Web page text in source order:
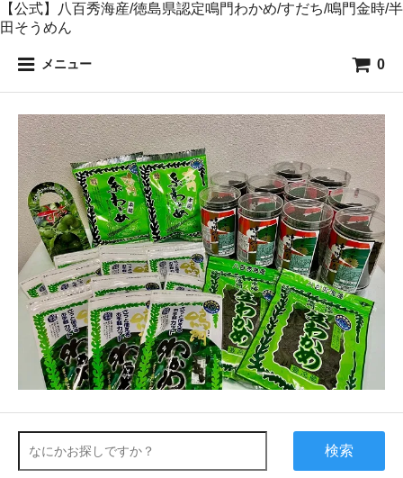
【公式】八百秀海産/徳島県認定鳴門わかめ/すだち/鳴門金時/半
田そうめん
メニュー 0
検索